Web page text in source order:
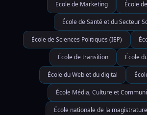
Ecole de Marketing École
École de Santé et du Secteur
École de Sciences Politiques (IEP)
École de transition École
École du Web et du digital
École Média, Culture et
École nationale de la